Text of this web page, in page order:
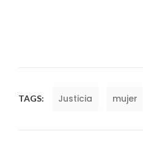
TAGS: Justicia mujer